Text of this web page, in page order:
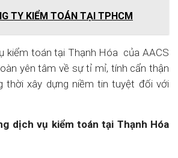
TY KIỂM TOÁN TẠI TPHCM
kiểm toán tại Thạnh Hóa của AACS
yên tâm về sự tỉ mỉ, tính cẩn thận
thời xây dựng niềm tin tuyệt đối với
dịch vụ kiểm toán tại Thạnh Hóa